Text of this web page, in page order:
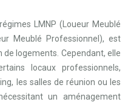
LMNP (Loueur Meublé
Meublé Professionnel), est
logements. Cependant, elle
locaux professionnels,
les salles de réunion ou les
un aménagement